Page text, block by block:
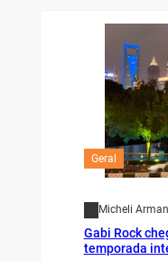
Geral
Micheli
Gabi Rock
temporada